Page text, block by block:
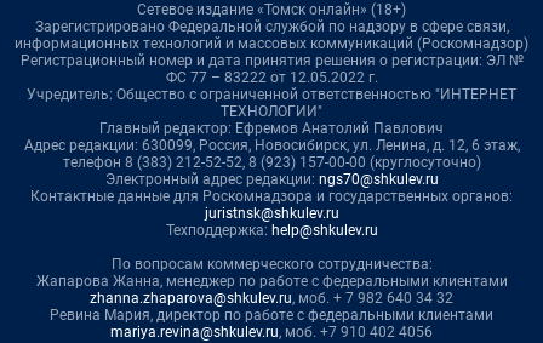
Сетевое издание «Томск онлайн» (18+)
Зарегистрировано Федеральной службой по надзору в сфере связи,
информационных технологий и массовых коммуникаций (Роскомнадзор)
Регистрационный номер и дата принятия решения о регистрации: ЭЛ №
ФС 77 – 83222 от 12.05.2022 г.
Учредитель: Общество с ограниченной ответственностью "ИНТЕРНЕТ
ТЕХНОЛОГИИ"
Главный редактор: Ефремов Анатолий Павлович
Адрес редакции: 630099, Россия, Новосибирск, ул. Ленина, д. 12, 6 этаж,
телефон 8 (383) 212-52-52, 8 (923) 157-00-00 (круглосуточно)
Электронный адрес редакции: ngs70@shkulev.ru
Контактные данные для Роскомнадзора и государственных органов:
juristnsk@shkulev.ru
Техподдержка: help@shkulev.ru
По вопросам коммерческого сотрудничества:
Жапарова Жанна, менеджер по работе с федеральными клиентами
zhanna.zhaparova@shkulev.ru, моб. + 7 982 640 34 32
Ревина Мария, директор по работе с федеральными клиентами
mariya.revina@shkulev.ru, моб. +7 910 402 4056